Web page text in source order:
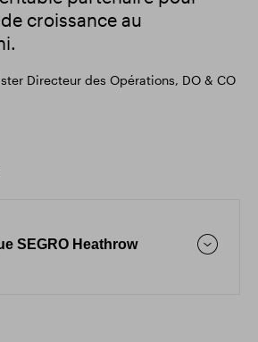
croissance au
Directeur des Opérations, DO & CO
SEGRO Heathrow